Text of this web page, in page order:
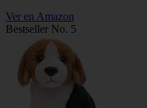
Ver en Amazon
Bestseller No. 5